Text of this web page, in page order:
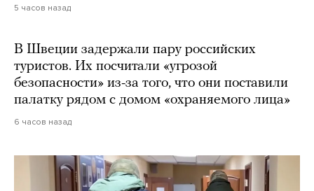
5 часов назад
В Швеции задержали пару российских
туристов. Их посчитали «угрозой
безопасности» из-за того, что они поставили
палатку рядом с домом «охраняемого лица»
6 часов назад